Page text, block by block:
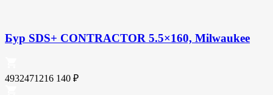
Бур SDS+ CONTRACTOR 5.5×160, Milwaukee
4932471216 140 ₽